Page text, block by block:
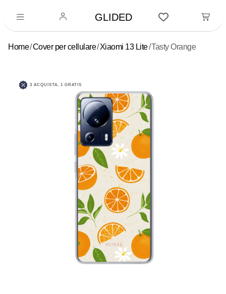
GLIDED
Home Cover per cellulare Xiaomi 13 Lite Tasty Orange
3 ACQUISTA, 1 GRATIS